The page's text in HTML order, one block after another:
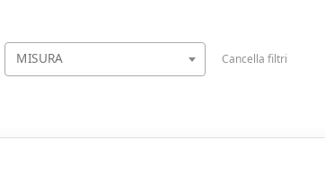
MISURA Cancella filtri